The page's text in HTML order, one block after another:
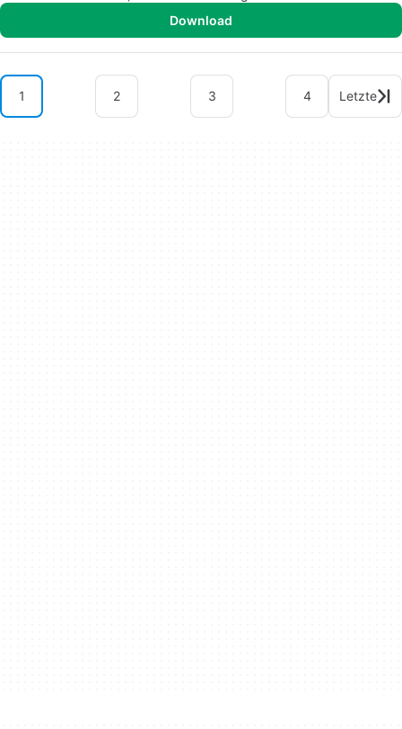
Download
1 2 3 4 Letzte